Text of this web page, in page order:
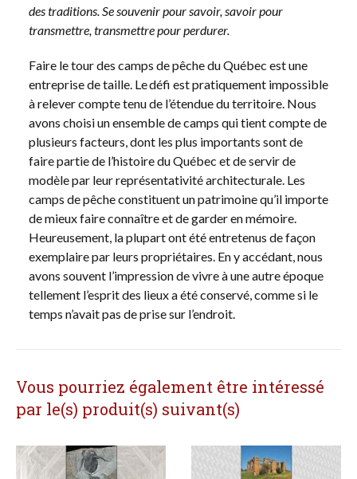
des traditions. Se souvenir pour savoir, savoir pour
transmettre, transmettre pour perdurer.
Faire le tour des camps de pêche du Québec est une
entreprise de taille. Le défi est pratiquement impossible
à relever compte tenu de l’étendue du territoire. Nous
avons choisi un ensemble de camps qui tient compte de
plusieurs facteurs, dont les plus importants sont de
faire partie de l’histoire du Québec et de servir de
modèle par leur représentativité architecturale. Les
camps de pêche constituent un patrimoine qu’il importe
de mieux faire connaître et de garder en mémoire.
Heureusement, la plupart ont été entretenus de façon
exemplaire par leurs propriétaires. En y accédant, nous
avons souvent l’impression de vivre à une autre époque
tellement l’esprit des lieux a été conservé, comme si le
temps n’avait pas de prise sur l’endroit.
Vous pourriez également être intéressé
par le(s) produit(s) suivant(s)